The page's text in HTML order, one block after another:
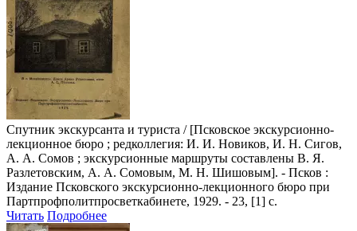
Спутник экскурсанта и туриста / [Псковское экскурсионно-
лекционное бюро ; редколлегия: И. И. Новиков, И. Н. Сигов,
А. А. Сомов ; экскурсионные маршруты составлены В. Я.
Разлетовским, А. А. Сомовым, М. Н. Шишовым]. - Псков :
Издание Псковского экскурсионно-лекционного бюро при
Партпрофполитпросветкабинете, 1929. - 23, [1] с.
Читать Подробнее